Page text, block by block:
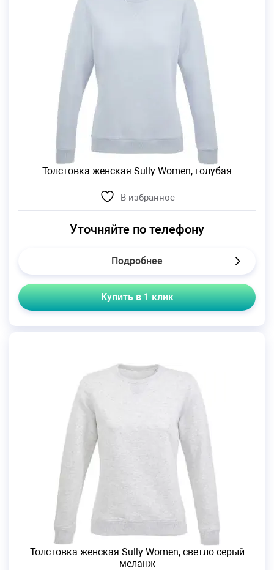
Толстовка женская Sully Women, голубая
В избранное
Уточняйте по телефону
Подробнее
Купить в 1 клик
Толстовка женская Sully Women, светло-серый
меланж